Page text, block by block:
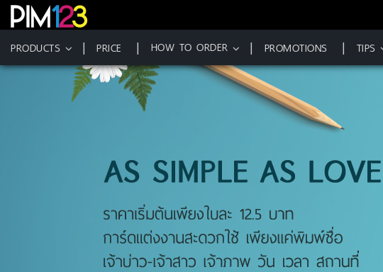
Skip
PRODUCTS PRICE HOW TO ORDER PROMOTIONS TIPS